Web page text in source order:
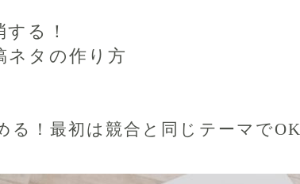
る！
ネタの作り方
る！ 最初は競合と同じテーマでOK